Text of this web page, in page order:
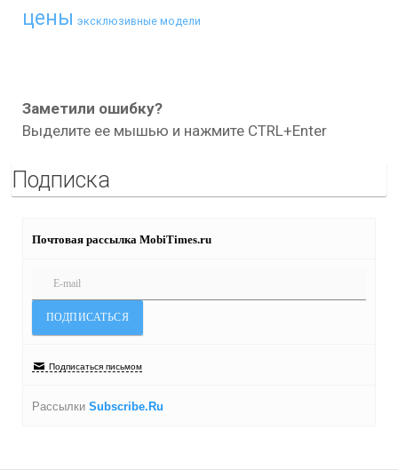
цены эксклюзивные модели
Заметили ошибку?
Выделите ее мышью и нажмите CTRL+Enter
Подписка
Почтовая рассылка MobiTimes.ru
Подписаться письмом
Рассылки Subscribe.Ru